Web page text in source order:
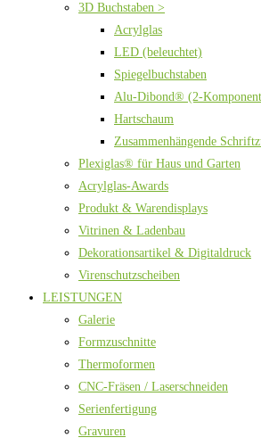
3D Buchstaben >
Acrylglas
LED (beleuchtet)
Spiegelbuchstaben
Alu-Dibond® (2-
Hartschaum
Zusammenhängende
Plexiglas® für Haus und Garten
Acrylglas-Awards
Produkt & Warendisplays
Vitrinen & Ladenbau
Dekorationsartikel & Digitaldruck
Virenschutzscheiben
LEISTUNGEN
Galerie
Formzuschnitte
Thermoformen
CNC-Fräsen / Laserschneiden
Serienfertigung
Gravuren